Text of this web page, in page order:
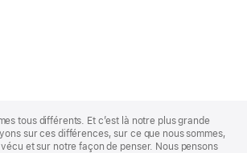
tous différents. Et c’est là notre plus grande
sur ces différences, sur ce que nous sommes,
et sur notre façon de penser. Nous pensons